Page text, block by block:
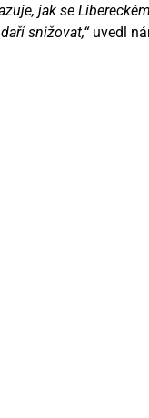
jak se
snižovat,“uvedl